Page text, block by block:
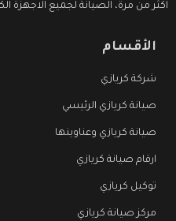
اكثر من مرة، الصيانة لجميع الاجهزة
الأقسام
شركة كريازي
صيانة كريازي الرئيسي
صيانة كريازي وعناوينها
ارقام صيانة كريازي
توكيل كريازي
مركز صيانة كريازي